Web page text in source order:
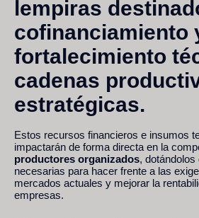
lempiras
cofinanciamiento
fortalecimiento
cadenas
estratégicas.
Estos recursos financieros e insumos
impactarán de forma directa en la
productores organizados,
necesarias para hacer frente a las
mercados actuales y mejorar la
empresas.